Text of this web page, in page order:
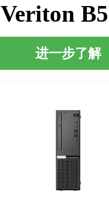
Veriton
进一步了解